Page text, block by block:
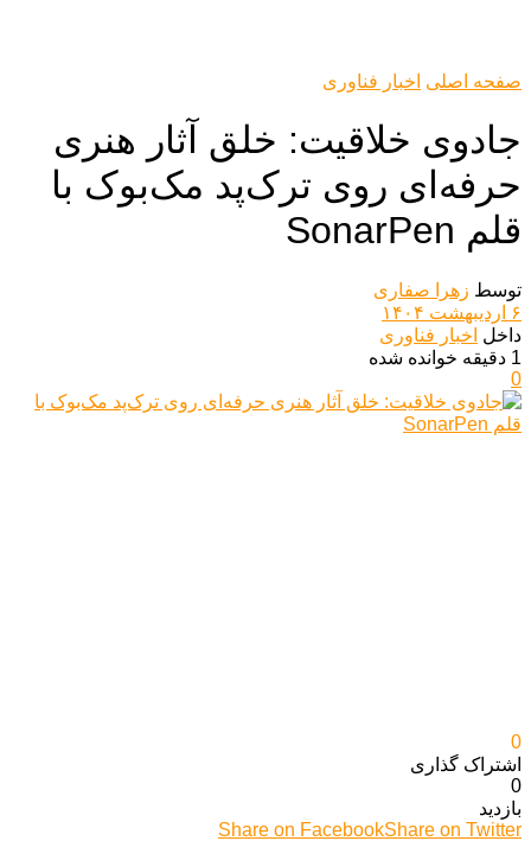
صفحه اصلی اخبار فناوری
جادوی خلاقیت: خلق آثار هنری
حرفه‌ای روی ترک‌پد مک‌بوک با
قلم SonarPen
توسط زهرا صفاری
۶ اردیبهشت ۱۴۰۴
داخل اخبار فناوری
1 دقیقه خوانده شده
0
0
اشتراک گذاری‌
0
بازدید
Share on FacebookShare on Twitter